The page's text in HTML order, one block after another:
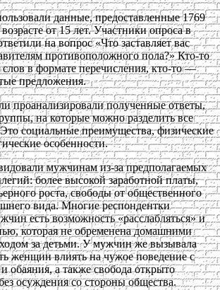
данные, предоставленные 1769
от 15 лет. Участники опроса в
на вопрос «Что заставляет вас
противоположного пола?» Кто-то
слов в формате перечисления, кто-то —
предложения.
проанализировали полученные ответы,
на которые можно разделить все
социальные преимущества, физические
особенности.
мужчинам из-за предполагаемых
более высокой заработной платы,
роста, свободы от общественного
вида. Многие респондентки
есть возможность «расслабляться» и
которая не обременена домашними
за детьми. У мужчин же вызывала
женщин влиять на чужое поведение с
обаяния, а также свобода открыто
осуждения со стороны общества.